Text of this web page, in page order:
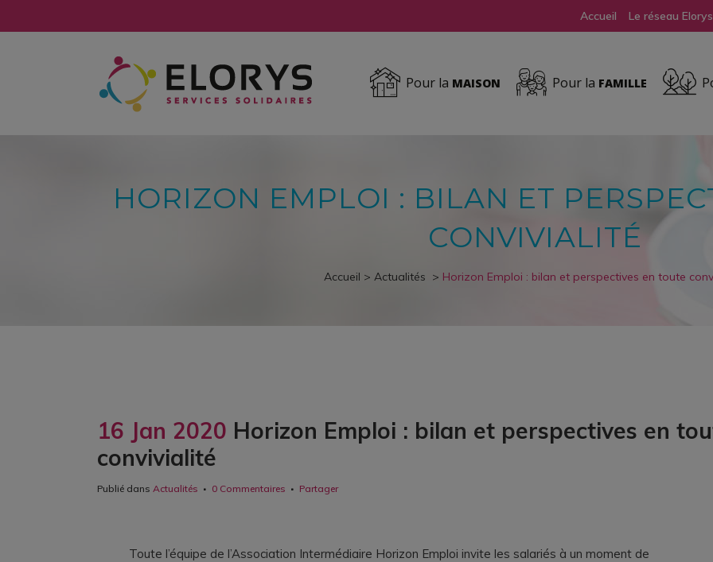
Accueil Le réseau Elorys
Pour la MAISON Pour la FAMILLE
HORIZON EMPLOI : BILAN ET
CONVIVIALITÉ
Accueil > Actualités > Horizon Emploi : bilan et perspectives en toute
16 Jan 2020 Horizon Emploi : bilan et perspectives en
convivialité
Publié dans Actualités 0 Commentaires Partager
Toute l’équipe de l’Association Intermédiaire Horizon Emploi invite les salariés à un moment de